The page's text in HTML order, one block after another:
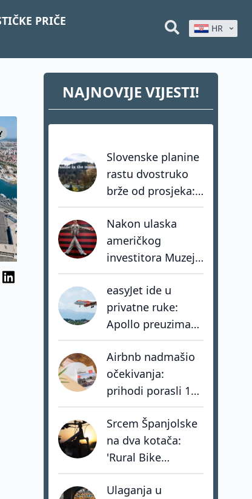
PRIČE
HR
NAJNOVIJE VIJESTI!
Slovenske planine
rastu dvostruko
brže od prosjeka:
coolcation je
samo dio priče
Nakon ulaska
američkog
investitora Muzej
Iluzija ubrzava
razvoj vlastite
mreže muzeja
easyJet ide u
privatne ruke:
Apollo preuzima
jednog od
najvećih europskih
low-cost
prijevoznika
Airbnb nadmašio
očekivanja:
prihodi porasli 17
posto, hoteli rastu
tri puta brže od
privatnog
smještaja
Srcem Španjolske
na dva kotača:
'Rural Bike
Conecta' spašava
sela kroz mit o
Ulaganja u